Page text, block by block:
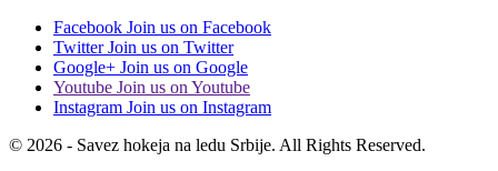
Facebook Join us on Facebook
Twitter Join us on Twitter
Google+ Join us on Google
Youtube Join us on Youtube
Instagram Join us on Instagram
© 2026 - Savez hokeja na ledu Srbije. All Rights Reserved.